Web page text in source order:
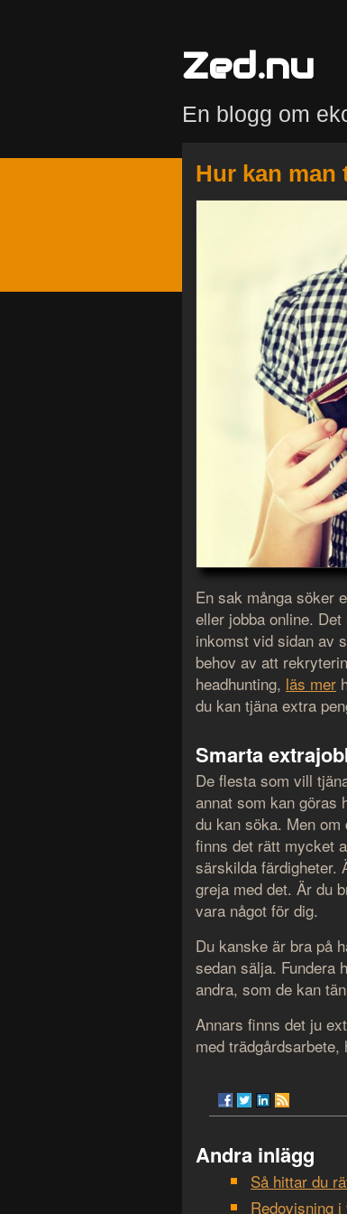
Zed.nu
En blogg om
Hur kan man
En sak många söker
eller jobba online.
inkomst vid sidan av
behov av att
headhunting, läs mer
du kan tjäna extra
Smarta
De flesta som vill
annat som kan göras
du kan söka. Men
finns det rätt mycket
särskilda färdigheter.
greja med det. Är du
vara något för dig.
Du kanske är bra på
sedan sälja. Fundera
andra, som de kan
Annars finns det ju
med
Andra inlägg
Så hittar du
Redovisning